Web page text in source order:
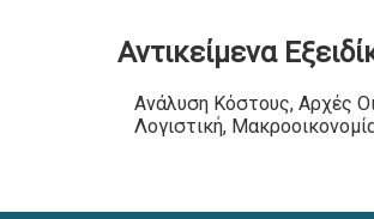
Αντικείμενα
Ανάλυση Κόστους, Αρχές
Λογιστική,